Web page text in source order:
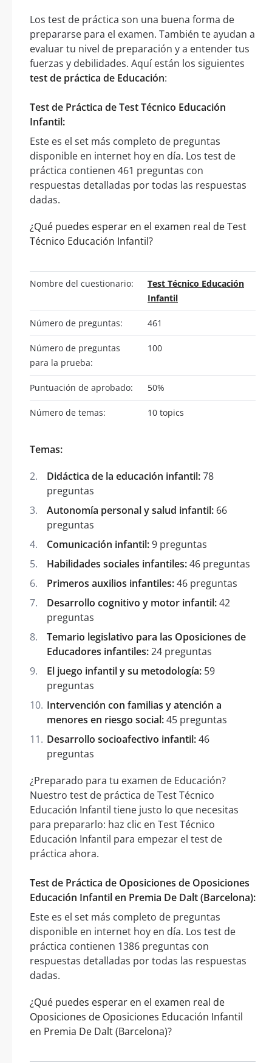
Los test de práctica son una buena forma de
prepararse para el examen. También te ayudan a
evaluar tu nivel de preparación y a entender tus
fuerzas y debilidades. Aquí están los siguientes
test de práctica de Educación:
Test de Práctica de Test Técnico Educación
Infantil:
Este es el set más completo de preguntas
disponible en internet hoy en día. Los test de
práctica contienen 461 preguntas con
respuestas detalladas por todas las respuestas
dadas.
¿Qué puedes esperar en el examen real de Test
Técnico Educación Infantil?
Nombre del cuestionario:
Test Técnico Educación
Infantil
Número de preguntas: 461
Número de preguntas
para la prueba:
100
Puntuación de aprobado: 50%
Número de temas: 10 topics
Temas:
Didáctica de la educación infantil:78
preguntas
Autonomía personal y salud infantil: 66
preguntas
Comunicación infantil:9 preguntas
Habilidades sociales infantiles:46 preguntas
Primeros auxilios infantiles:46 preguntas
Desarrollo cognitivo y motor infantil:42
preguntas
Temario legislativo para las Oposiciones de
Educadores infantiles:24 preguntas
El juego infantil y su metodología: 59
preguntas
Intervención con familias y atención a
menores en riesgo social:45 preguntas
Desarrollo socioafectivo infantil:46
preguntas
¿Preparado para tu examen de Educación?
Nuestro test de práctica de Test Técnico
Educación Infantil tiene justo lo que necesitas
para prepararlo: haz clic en Test Técnico
Educación Infantil para empezar el test de
práctica ahora.
Test de Práctica de Oposiciones de Oposiciones
Educación Infantil en Premia De Dalt (Barcelona):
Este es el set más completo de preguntas
disponible en internet hoy en día. Los test de
práctica contienen 1386 preguntas con
respuestas detalladas por todas las respuestas
dadas.
¿Qué puedes esperar en el examen real de
Oposiciones de Oposiciones Educación Infantil
en Premia De Dalt (Barcelona)?